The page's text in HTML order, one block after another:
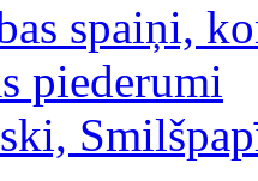
spaiņi,
piederumi